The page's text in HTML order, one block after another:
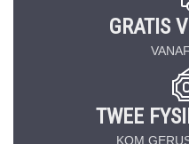
GRATIS
TWEE
KOM